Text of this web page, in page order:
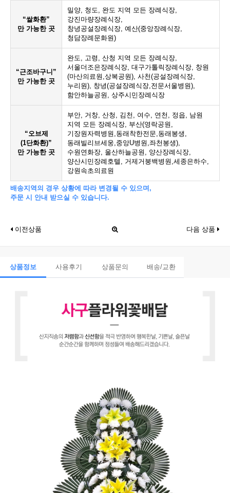
“쌀화환”
만 가능한 곳
밀양, 청도, 완도 지역 모든 장례식장,
강진마량장례식장,
창녕공설장례식장, 예산(중앙장례식장,
청담장례문화원)
“근조바구니”
만 가능한 곳
완도, 고령, 산청 지역 모든 장례식장,
서울더조은장례식장, 대구가톨릭장례식장, 창원
(마산의료원,상복공원), 사천(공설장례식장,
누리원), 창녕(공설장례식장,전문서울병원),
함안하늘공원, 상주시민장례식장
“오브제
(1단화환)”
만 가능한 곳
부안, 거창, 산청, 김천, 여수, 연천, 정읍, 남원
지역 모든 장례식장, 부산(영락공원,
기장원자력병원,동래착한전문,동래봉생,
동래빌리브세웅,중앙U병원,좌천봉생),
수원연화장, 울산하늘공원, 양산장례식장,
양산시민장례호텔, 거제거붕백병원,세종은하수,
강원속초의료원
배송지역의 경우 상황에 따라 변경될 수 있으며,
주문 시 안내 받으실 수 있습니다.
이전상품 다음 상품
상품정보 사용후기 상품문의 배송/교환